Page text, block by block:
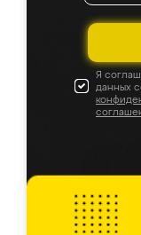
Я
данных